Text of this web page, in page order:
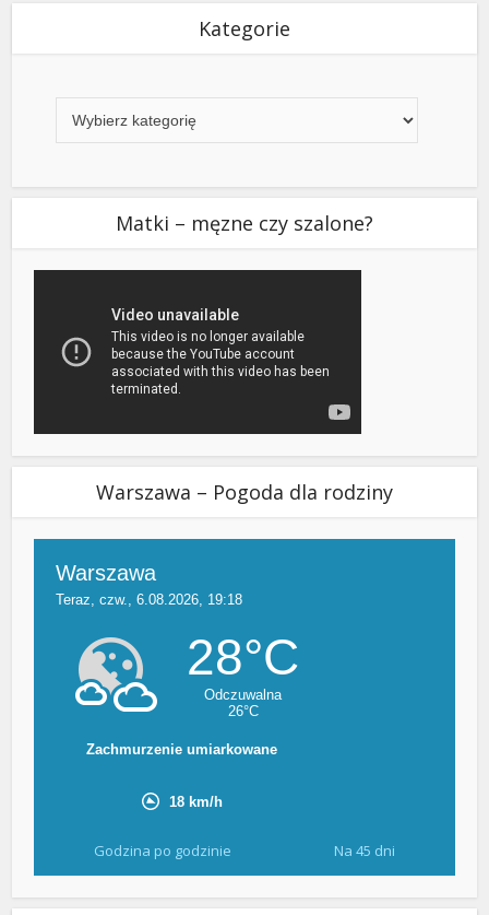
Kategorie
Matki – męzne czy szalone?
Warszawa – Pogoda dla rodziny
Godzina po godzinie Na 45 dni